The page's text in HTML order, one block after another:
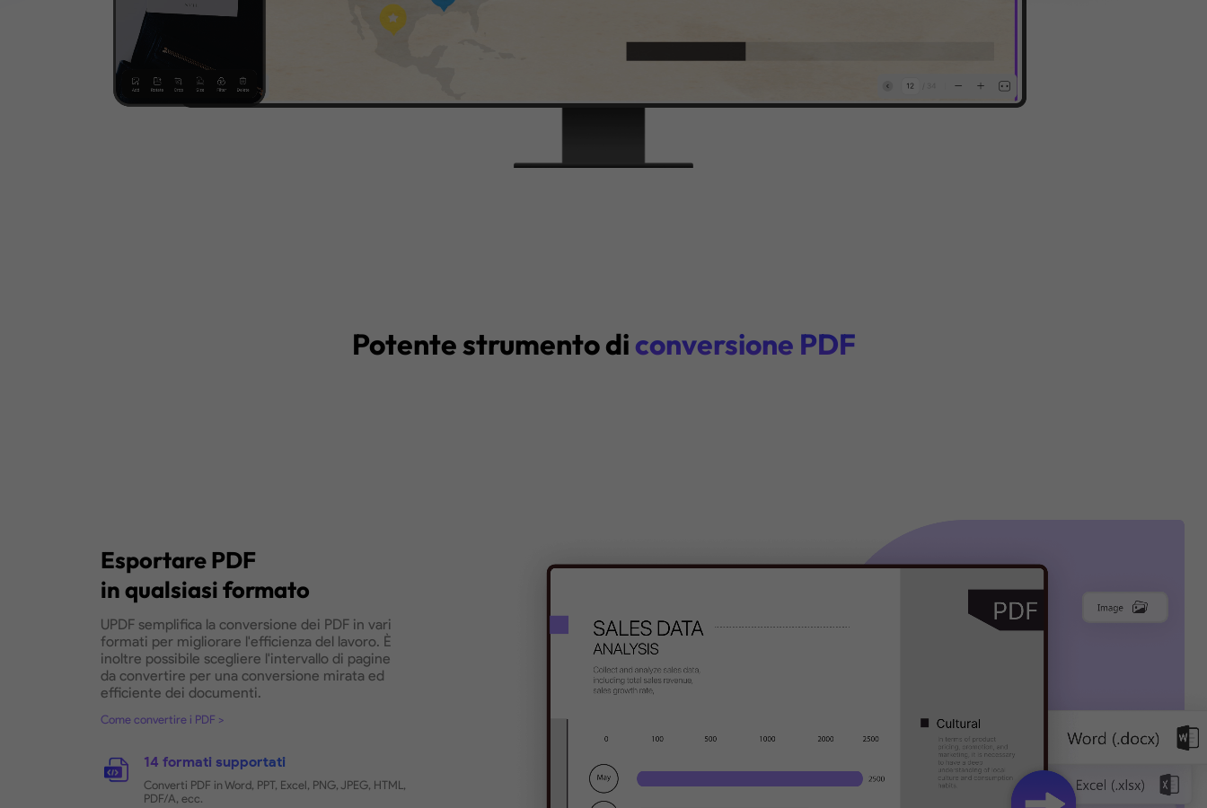
Potente strumento diconversione PDF